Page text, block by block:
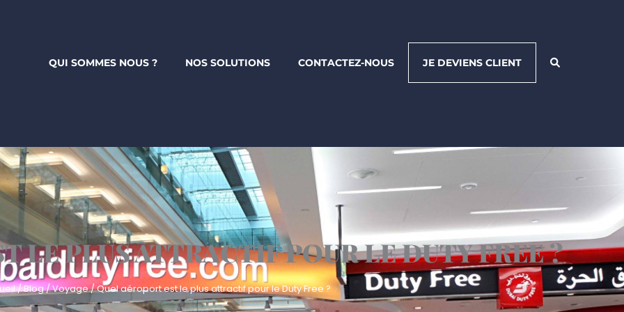
QUI SOMMES NOUS ? NOS SOLUTIONS CONTACTEZ-NOUS JE DEVIENS CLIENT
LE PLUS ATTRACTIF POUR LE DUTY FREE ?
/Blog/Voyage/Quel aéroport est le plus attractif pour le Duty Free ?